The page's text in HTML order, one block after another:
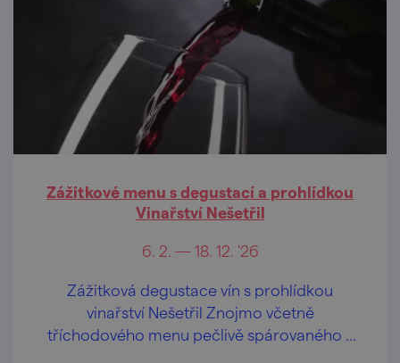
Zážitkové menu s degustací a prohlídkou
Vinařství Nešetřil
6. 2. — 18. 12. '26
Zážitková degustace vín s prohlídkou
vinařství Nešetřil Znojmo včetně
tříchodového menu pečlivě spárovaného s